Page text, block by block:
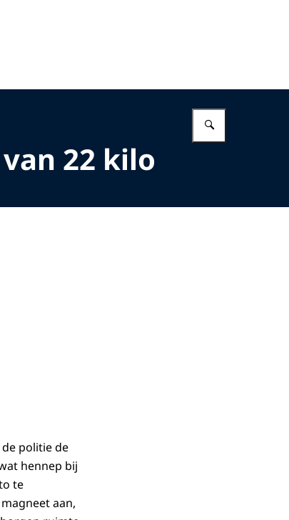
22 kilo
politie de
hennep bij
te
aan,